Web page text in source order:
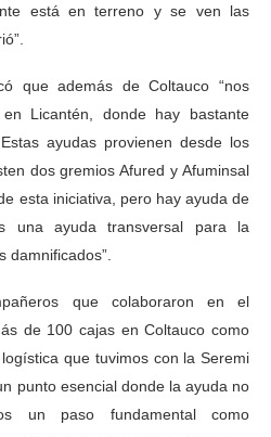
está en terreno y se ven las
que además de Coltauco “nos
Licantén, donde hay bastante
ayudas provienen desde los
dos gremios Afured y Afuminsal
esta iniciativa, pero hay ayuda de
una ayuda transversal para la
damnificados”.
que colaboraron en el
de 100 cajas en Coltauco como
que tuvimos con la Seremi
punto esencial donde la ayuda no
un paso fundamental como